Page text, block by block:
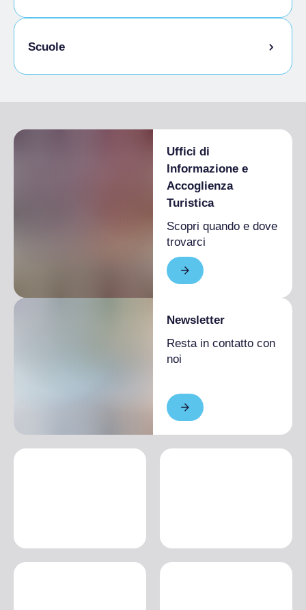
Animali ammessi al guinzaglio
Scuole
Uffici di
Informazione e
Accoglienza
Turistica
Scopri quando e dove
trovarci
Newsletter
Resta in contatto con
noi